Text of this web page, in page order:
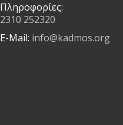
Πληροφορίες:
2310 252320
E-Mail: info@kadmos.org